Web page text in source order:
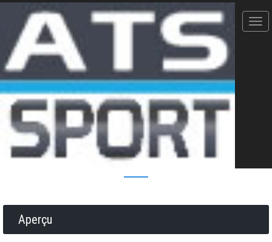
Trail Ikalana - 15/08/2023
24 km - 500D+
Aperçu